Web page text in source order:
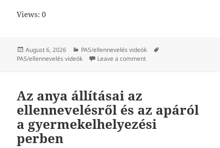
Views: 0
Posted
on
August 6, 2026 Categories
PAS/ellennevelés videók
PAS/ellennevelés videók
Leave a commenton Lojalitási kötés
Az anya állításai az
ellennevelésről és az apáról
a gyermekelhelyezési
perben